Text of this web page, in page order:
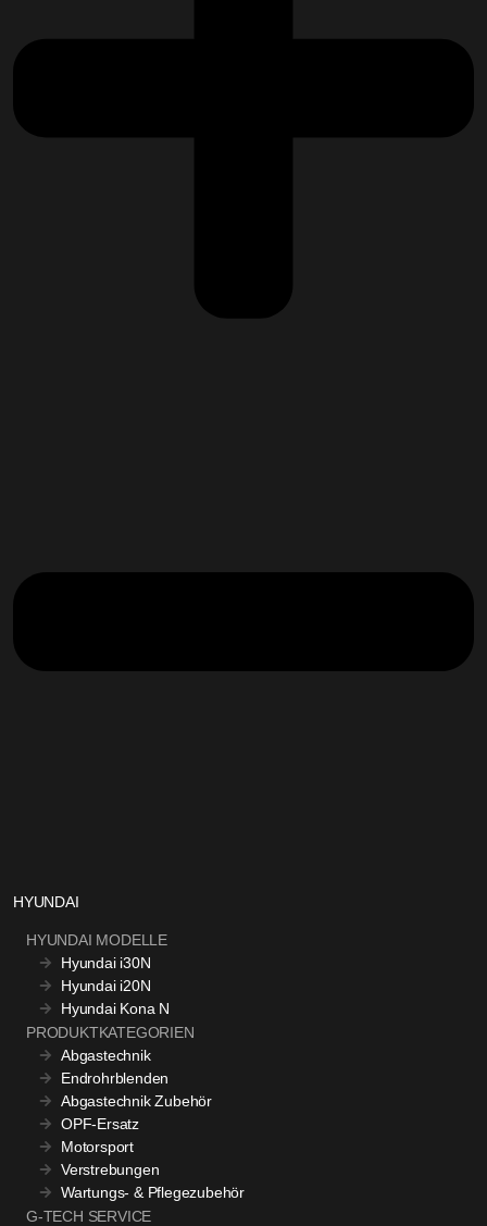
HYUNDAI
HYUNDAI MODELLE
Hyundai i30N
Hyundai i20N
Hyundai Kona N
PRODUKTKATEGORIEN
Abgastechnik
Endrohrblenden
Abgastechnik Zubehör
OPF-Ersatz
Motorsport
Verstrebungen
Wartungs- & Pflegezubehör
G-TECH SERVICE